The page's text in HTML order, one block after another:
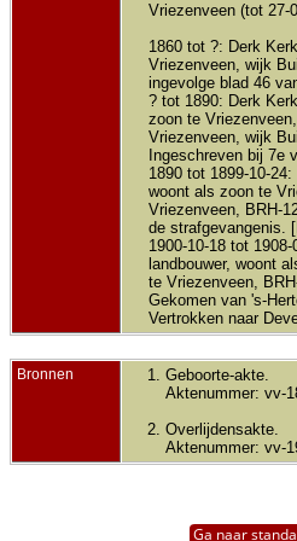
Vriezenveen (tot 27-
1860 tot ?: Derk
Vriezenveen, wijk
ingevolge blad 46
? tot 1890: Derk
zoon te
Vriezenveen, wijk
Ingeschreven bij 7e
1890 tot 1899-10-
woont als zoon te
Vriezenveen, BRH-
de strafgevangenis.
1900-10-18 tot
landbouwer, woont
te Vriezenveen,
Gekomen van 's-
Vertrokken naar
Bronnen
Geboorte-akte.
Aktenummer: vv-
Overlijdensakte.
Aktenummer: vv-
Ga naar